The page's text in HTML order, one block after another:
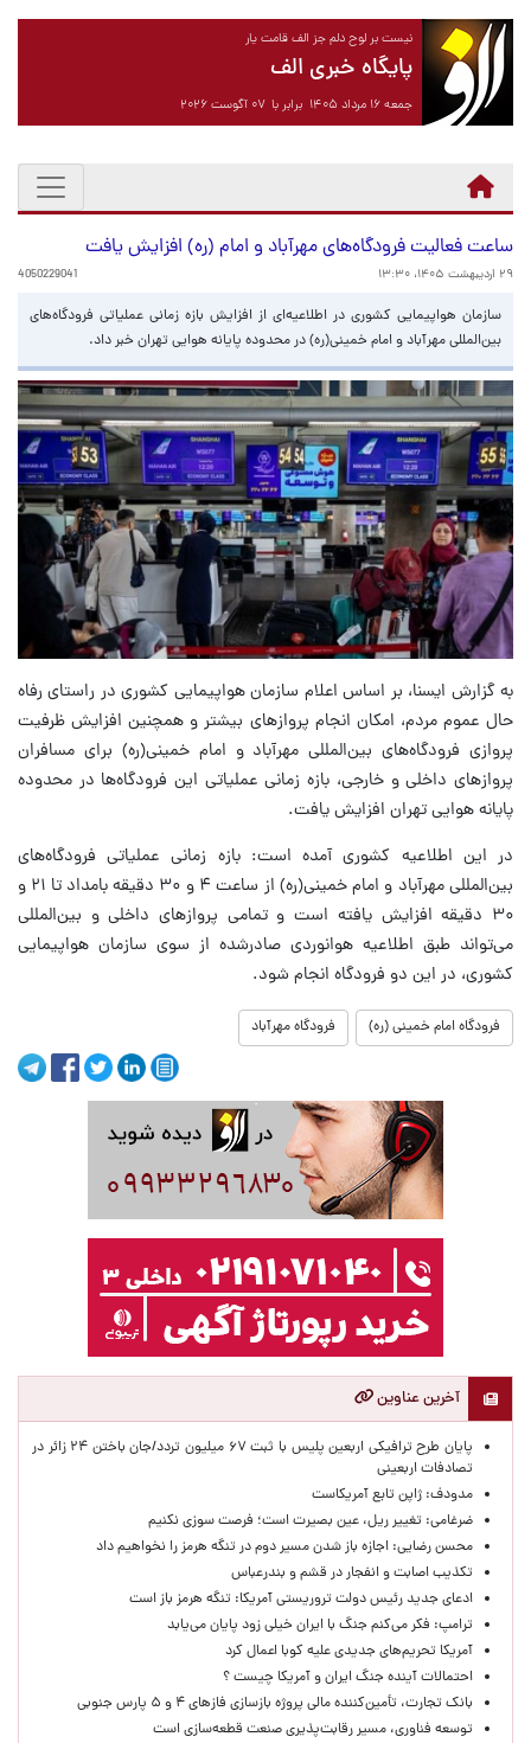
نیست بر لوح دلم جز الف قامت یار
پایگاه خبری الف
جمعه ۱۶ مرداد ۱۴۰۵ برابر با ۰۷ آگوست ۲۰۲۶
ساعت فعالیت فرودگاه‌های مهرآباد و امام (ره) افزایش یافت
۲۹ اردیبهشت ۱۴۰۵، ۱۳:۳۰ 4050229041
سازمان هواپیمایی کشوری در اطلاعیه‌ای از افزایش بازه زمانی عملیاتی فرودگاه‌های
بین‌المللی مهرآباد و امام خمینی(ره) در محدوده پایانه هوایی تهران خبر داد.
به گزارش ایسنا، بر اساس اعلام سازمان هواپیمایی کشوری در راستای رفاه
حال عموم مردم، امکان انجام پروازهای بیشتر و همچنین افزایش ظرفیت
پروازی فرودگاه‌های بین‌المللی مهرآباد و امام خمینی(ره) برای مسافران
پروازهای داخلی و خارجی، بازه زمانی عملیاتی این فرودگاه‌ها در محدوده
پایانه هوایی تهران افزایش یافت.
در این اطلاعیه کشوری آمده است: بازه زمانی عملیاتی فرودگاه‌های
بین‌المللی مهرآباد و امام خمینی(ره) از ساعت ۴ و ۳۰ دقیقه بامداد تا ۲۱ و
۳۰ دقیقه افزایش یافته است و تمامی پروازهای داخلی و بین‌المللی
می‌تواند طبق اطلاعیه هوانوردی صادرشده از سوی سازمان هواپیمایی
کشوری، در این دو فرودگاه انجام شود.
فرودگاه امام خمینی (ره) فرودگاه مهرآباد
آخرین عناوین
پایان طرح ترافیکی اربعین پلیس با ثبت ۶۷ میلیون تردد/جان باختن ۲۴ زائر در
تصادفات اربعینی
مدودف: ژاپن تابع آمریکاست
ضرغامی: تغییر ریل، عین بصیرت است؛ فرصت سوزی نکنیم
محسن رضایی: اجازه باز شدن مسیر دوم در تنگه هرمز را نخواهیم داد
تکذیب اصابت و انفجار در قشم و بندرعباس
ادعای جدید رئیس دولت تروریستی آمریکا: تنگه هرمز باز است
ترامپ: فکر می‌کنم جنگ با ایران خیلی زود پایان می‌یابد
آمریکا تحریم‌های جدیدی علیه کوبا اعمال کرد
احتمالات آینده جنگ ایران و آمریکا چیست ؟
بانک تجارت، تأمین‌کننده مالی پروژه بازسازی فازهای ۴ و ۵ پارس جنوبی
توسعه فناوری، مسیر رقابت‌پذیری صنعت قطعه‌سازی است